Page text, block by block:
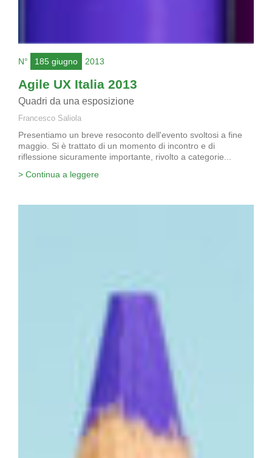
N° 185 giugno 2013
Agile UX Italia 2013
Quadri da una esposizione
Francesco Saliola
Presentiamo un breve resoconto dell'evento svoltosi a fine
maggio. Si è trattato di un momento di incontro e di
riflessione sicuramente importante, rivolto a categorie...
> Continua a leggere